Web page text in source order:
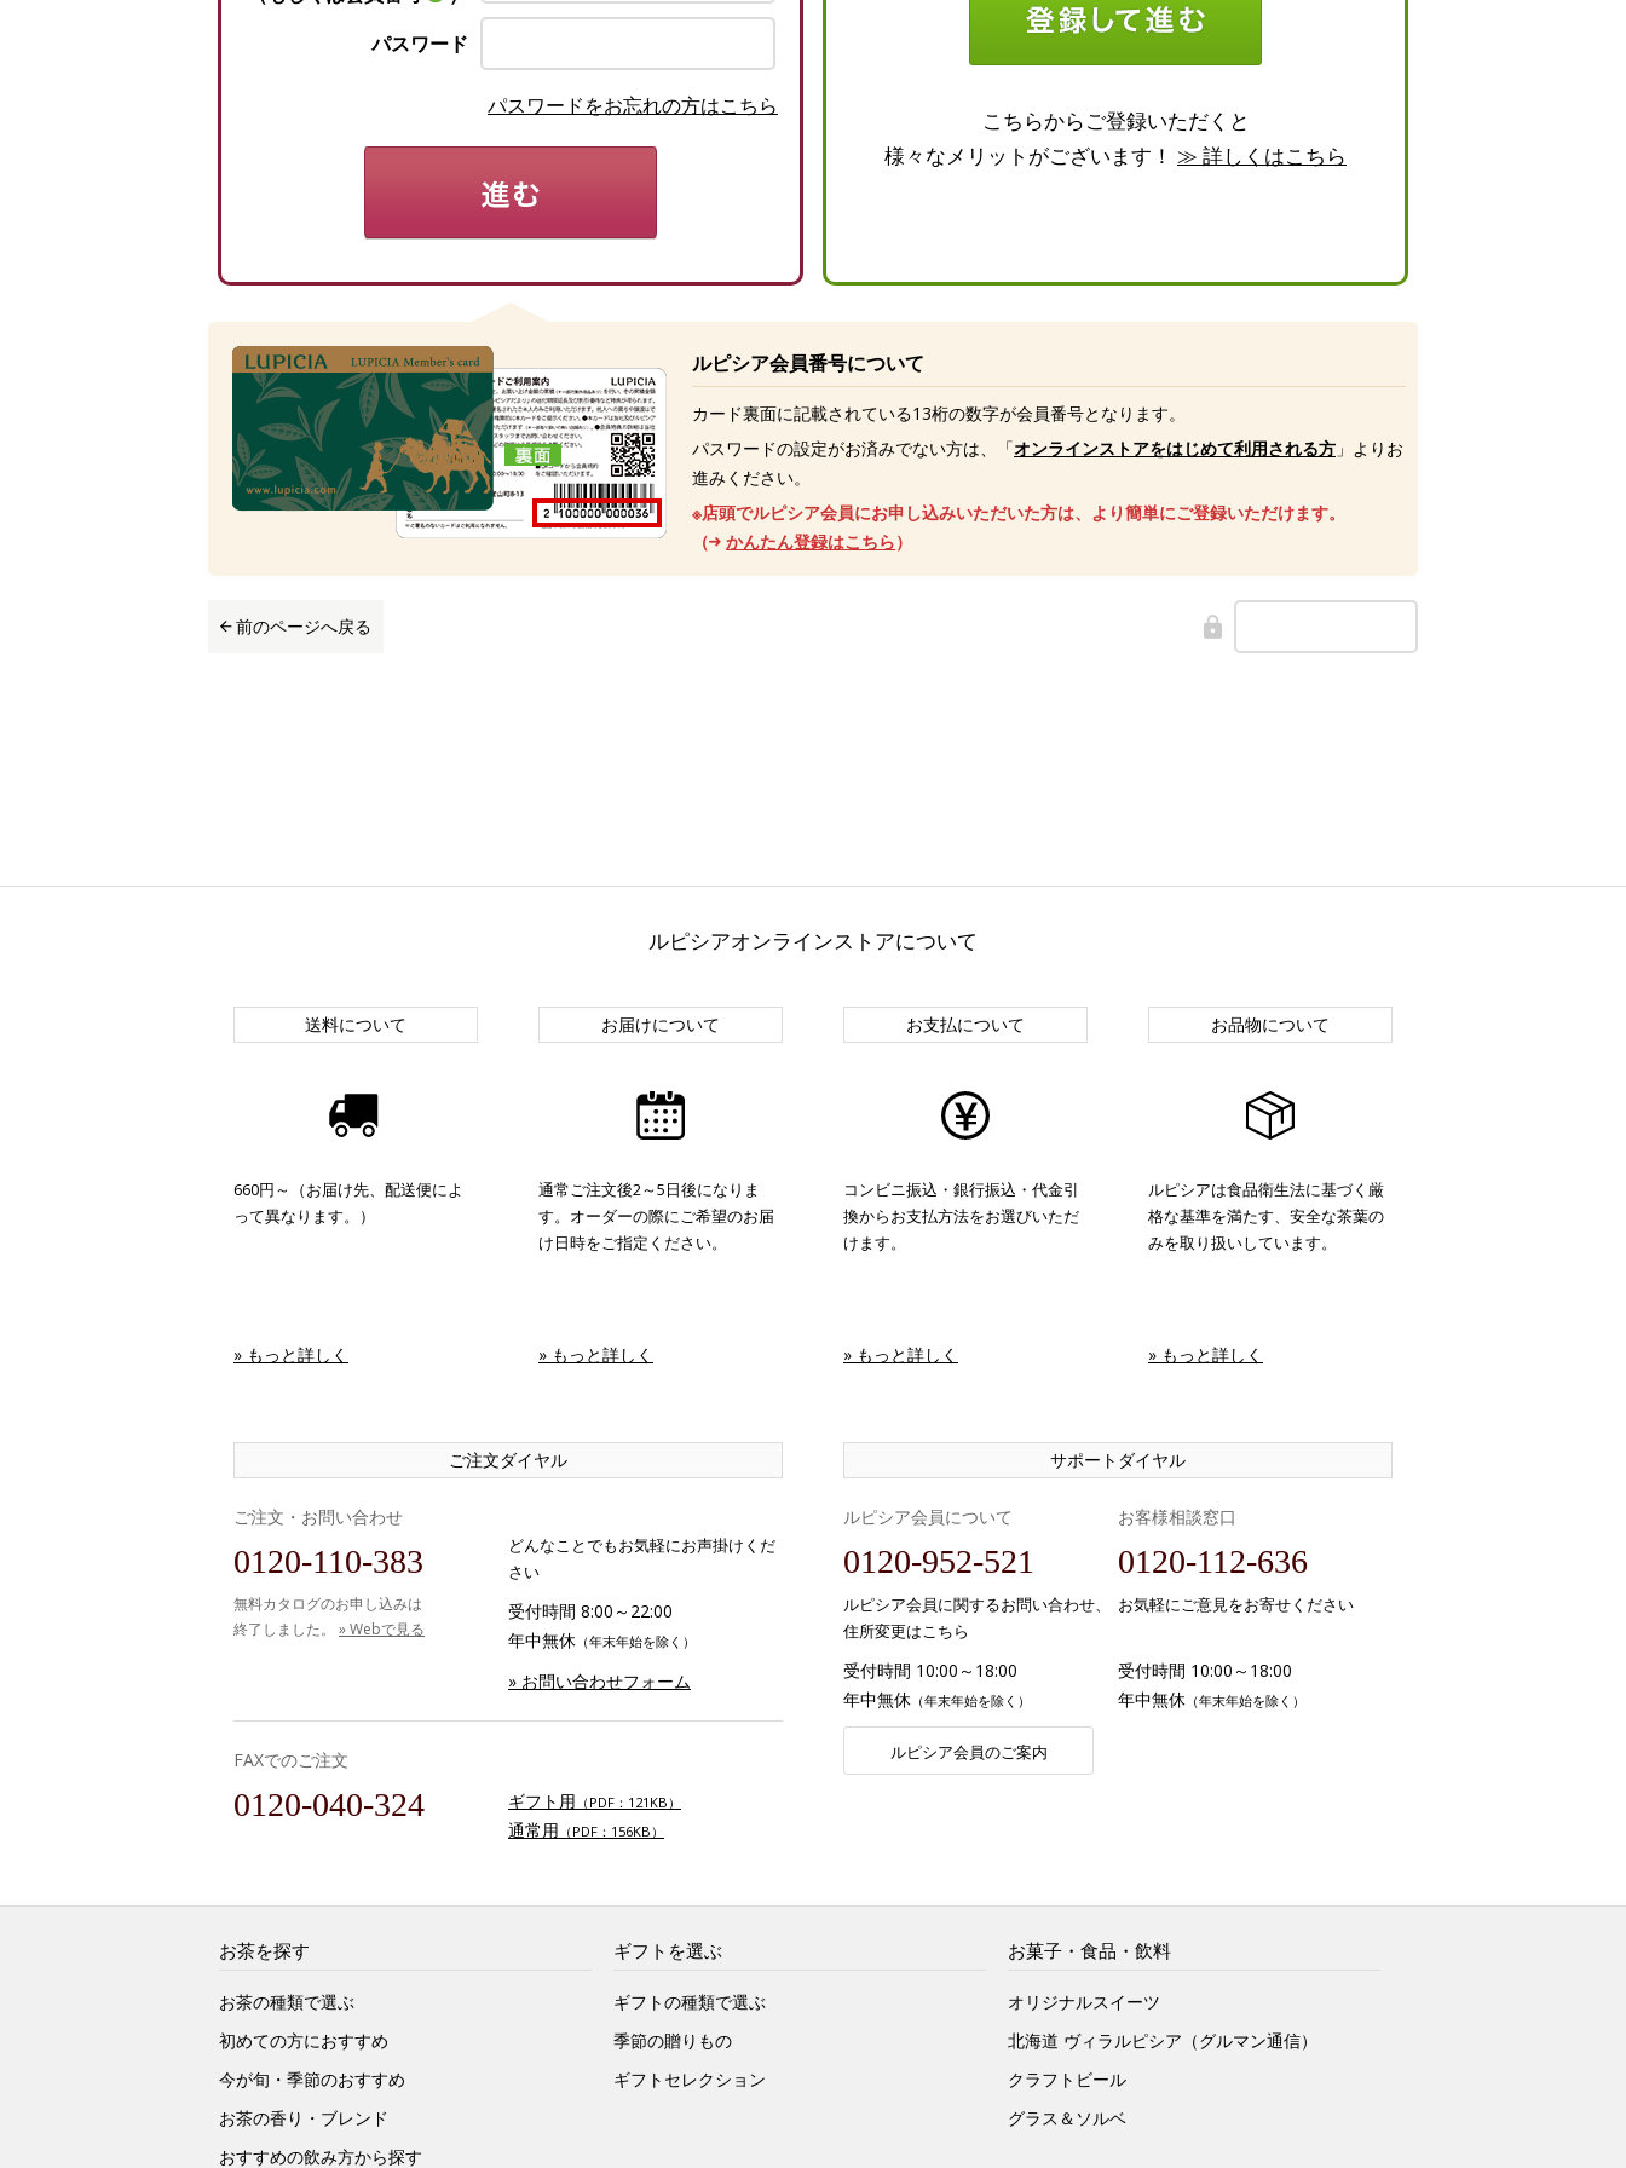
パスワード
パスワードをお忘れの方はこちら
こちらからご登録いただくと
様々なメリットがございます！ ≫ 詳しくはこちら
ルピシア会員番号について
カード裏面に記載されている13桁の数字が会員番号となります。
パスワードの設定がお済みでない方は、「オンラインストアをはじめて利用される方 」よりお
進みください。
※店頭でルピシア会員にお申し込みいただいた方は、より簡単にご登録いただけます。
（
かんたん登録はこちら）
前のページへ戻る
ルピシアオンラインストアについて
送料について
660円～（お届け先、配送便によ
って異なります。）
» もっと詳しく
お届けについて
通常ご注文後2～5日後になりま
す。オーダーの際にご希望のお届
け日時をご指定ください。
» もっと詳しく
お支払について
コンビニ振込・銀行振込・代金引
換からお支払方法をお選びいただ
けます。
» もっと詳しく
お品物について
ルピシアは食品衛生法に基づく厳
格な基準を満たす、安全な茶葉の
みを取り扱いしています。
» もっと詳しく
ご注文ダイヤル
ご注文・お問い合わせ
0120-110-383
無料カタログのお申し込みは
終了しました。 » Webで見る
どんなことでもお気軽にお声掛けくだ
さい
受付時間 8:00～22:00
年中無休 （年末年始を除く）
» お問い合わせフォーム
FAXでのご注文
0120-040-324 ギフト用 （PDF：121KB）
通常用 （PDF：156KB）
サポートダイヤル
ルピシア会員について
0120-952-521
ルピシア会員に関するお問い合わせ、
住所変更はこちら
受付時間 10:00～18:00
年中無休 （年末年始を除く）
ルピシア会員のご案内
お客様相談窓口
0120-112-636
お気軽にご意見をお寄せください
受付時間 10:00～18:00
年中無休 （年末年始を除く）
お茶を探す
お茶の種類で選ぶ
初めての方におすすめ
今が旬・季節のおすすめ
お茶の香り・ブレンド
おすすめの飲み方から探す
ギフトを選ぶ
ギフトの種類で選ぶ
季節の贈りもの
ギフトセレクション
お菓子・食品・飲料
オリジナルスイーツ
北海道 ヴィラルピシア（グルマン通信）
クラフトビール
グラス＆ソルベ